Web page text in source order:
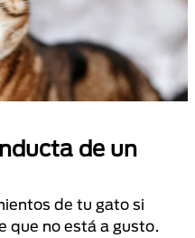
de un
de tu gato si
que no está a gusto.